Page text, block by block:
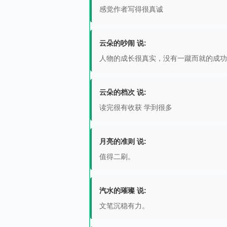
感觉作者写得很真诚
云朵的吵闹 说:
人物的成长很真实，没有一蹴而就的成
云朵的档次 说:
读完很有收获 学到很多
月亮的准则 说:
值得二刷。
汽水的璀璨 说:
文笔沉稳有力。